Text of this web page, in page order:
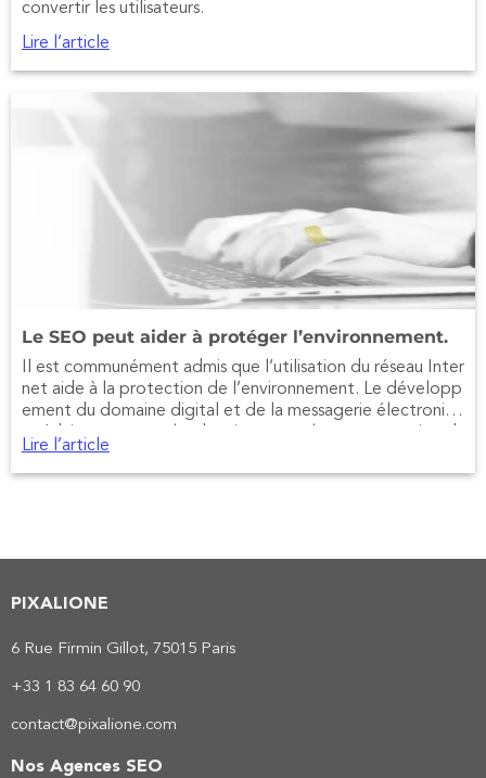
convertir les utilisateurs.
Lire l’article
Le SEO peut aider à protéger l’environnement.
Il est communément admis que l’utilisation du réseau Inter
net aide à la protection de l’environnement. Le développ
ement du domaine digital et de la messagerie électroniqu
e réduit, par exemple, drastiquement la consommation d
e papier, cela contribue à la préservation des forêts,
Lire l’article
PIXALIONE
6 Rue Firmin Gillot, 75015 Paris
+33 1 83 64 60 90
contact@pixalione.com
Nos Agences SEO